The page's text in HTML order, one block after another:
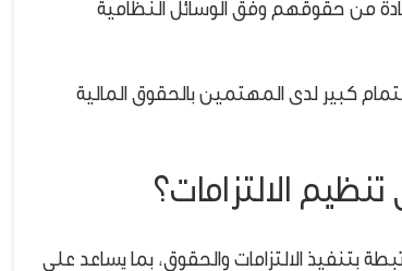
من حقوقهم وفق الوسائل النظامية
كبير لدى المهتمين بالحقوق المالية
الالتزامات؟
بتنفيذ الالتزامات والحقوق، بما يساعد على